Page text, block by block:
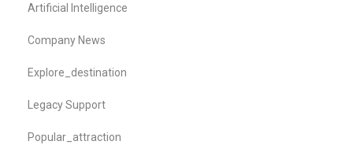
Artificial Intelligence
Company News
Explore_destination
Legacy Support
Popular_attraction